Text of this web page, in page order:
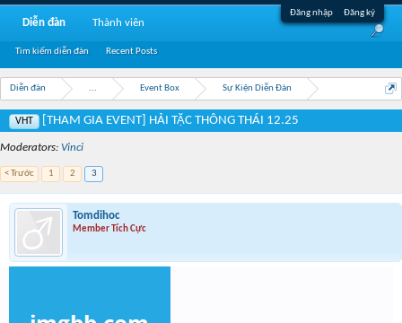
Đăng nhập Đăng ký
Diễn đàn ... Event Box Sự Kiện Diễn Đàn
VHT [THAM GIA EVENT] HẢI TẶC THÔNG THÁI 12.25
Moderators: Vinci
< Trước 1 2 3
Tomdihoc
Member Tích Cực
Diễn đàn
Tìm kiếm diễn đàn Recent Posts
Thành viên